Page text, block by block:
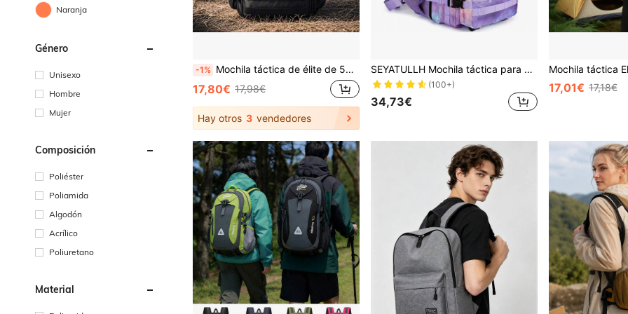
Naranja
Género
Unisexo
Hombre
Mujer
Composición
Poliéster
Poliamida
Algodón
Acrílico
Poliuretano
Material
-1% Mochila táctica de élite de 50L/30L, grado militar, resistente, mochila de 3 días MOLLE para salir de emergencia, ultra duradera para trabajo, hombre, aventura al aire libre, senderismo, camping, viaje
17,80€ 17,98€
Hay otros 3 vendedores
SEYATULLH Mochila táctica para deportes al aire libre de 45L, mochila de gran capacidad para senderismo y camping, bolsa de viaje impermeable con bolsillo para botella de agua para hombres
(100+)
34,73€
17,01€ 17,18€